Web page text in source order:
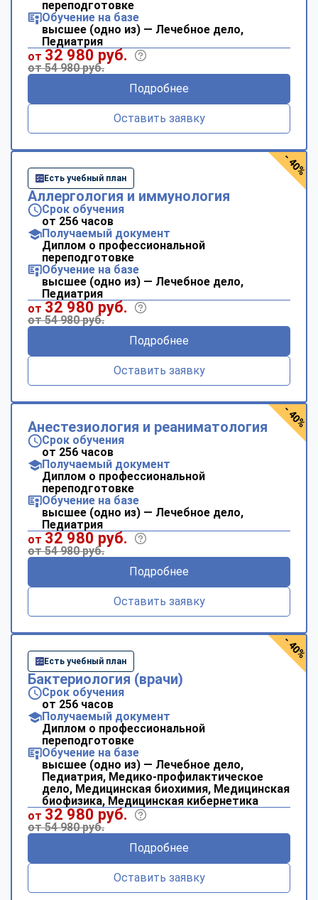
переподготовке
Обучение на базе
высшее (одно из) — Лечебное дело,
Педиатрия
от 32 980 руб.
от 54 980 руб.
Подробнее
Оставить заявку
Есть учебный план
Аллергология и иммунология
Срок обучения
от 256 часов
Получаемый документ
Диплом о профессиональной
переподготовке
Обучение на базе
высшее (одно из) — Лечебное дело,
Педиатрия
от 32 980 руб.
от 54 980 руб.
Подробнее
Оставить заявку
- 40%
Анестезиология и реаниматология
Срок обучения
от 256 часов
Получаемый документ
Диплом о профессиональной
переподготовке
Обучение на базе
высшее (одно из) — Лечебное дело,
Педиатрия
от 32 980 руб.
от 54 980 руб.
Подробнее
Оставить заявку
- 40%
Есть учебный план
Бактериология (врачи)
Срок обучения
от 256 часов
Получаемый документ
Диплом о профессиональной
переподготовке
Обучение на базе
высшее (одно из) — Лечебное дело,
Педиатрия, Медико-профилактическое
дело, Медицинская биохимия, Медицинская
биофизика, Медицинская кибернетика
от 32 980 руб.
от 54 980 руб.
Подробнее
Оставить заявку
- 40%